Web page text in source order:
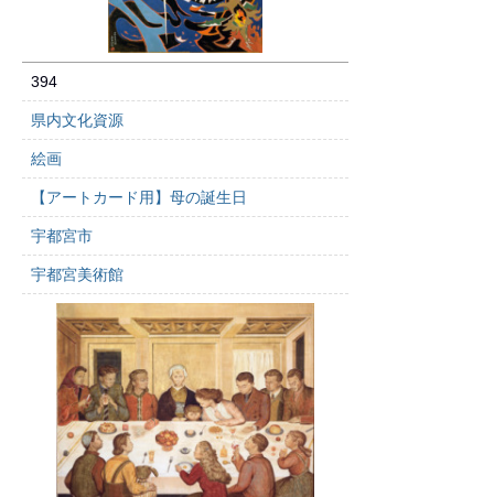
394
県内文化資源
絵画
【アートカード用】母の誕生日
宇都宮市
宇都宮美術館